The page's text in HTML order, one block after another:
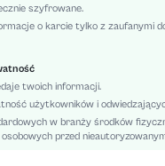
Litera, Prosty
Mini
Dom
Tkanina
Bez Pleców, Z łatami, Prążkowana
Casual
szyfrowane.
o karcie tylko z zaufanymi
twoich informacji.
użytkowników i
w branży środków
przed